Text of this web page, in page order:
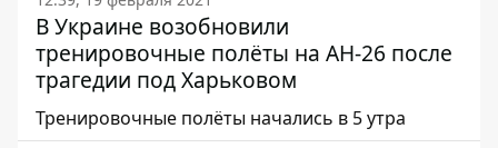
В Украине возобновили
тренировочные полёты на АН-26 после
трагедии под Харьковом
Тренировочные полёты начались в 5 утра